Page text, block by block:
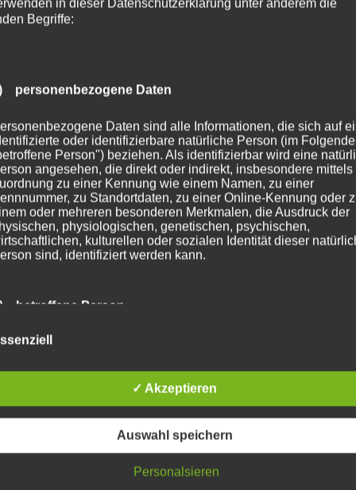
nach Hause und bemerken, dass Ihr Schlüssel
in dieser Datenschutzerklärung unter anderem die
Begriffe:
personenbezogene Daten
Daten sind alle Informationen, die sich auf
oder identifizierbare natürliche Person (im
Person") beziehen. Als identifizierbar wird eine
angesehen, die direkt oder indirekt, insbesondere mittels
zu einer Kennung wie einem Namen, zu einer
zu Standortdaten, zu einer Online-Kennung oder
oder mehreren besonderen Merkmalen, die Ausdruck der
physiologischen, genetischen, psychischen,
kulturellen oder sozialen Identität dieser
sind, identifiziert werden kann.
betroffene Person
Person ist jede identifizierte oder identifizierbare
verarbeitet werden.
Verarbeitung
Vorgang oder jede solche Vorgangsreihe im
✓ Akzeptieren
Auswahl speichern
Personalsieren